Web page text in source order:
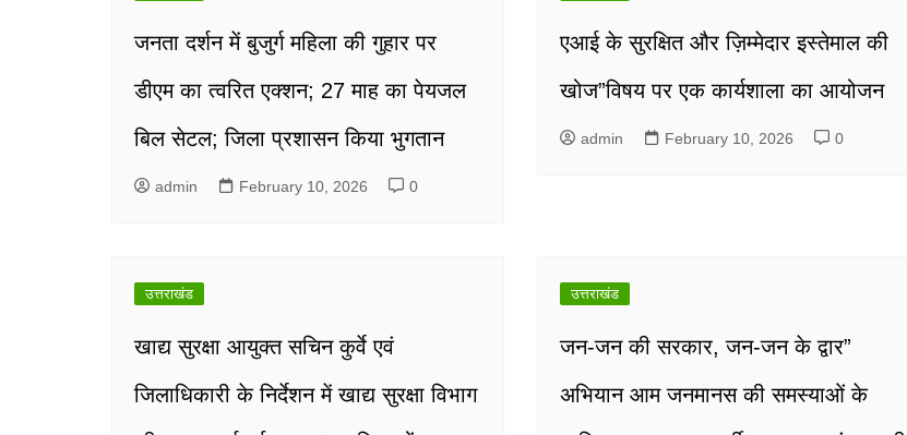
जनता दर्शन में बुजुर्ग महिला की गुहार पर
डीएम का त्वरित एक्शन; 27 माह का पेयजल
बिल सेटल; जिला प्रशासन किया भुगतान
admin February 10, 2026 0
एआई के सुरक्षित और ज़िम्मेदार इस्तेमाल की
खोज”विषय पर एक कार्यशाला का आयोजन
admin February 10, 2026 0
उत्तराखंड
खाद्य सुरक्षा आयुक्त सचिन कुर्वे एवं
जिलाधिकारी के निर्देशन में खाद्य सुरक्षा विभाग
उत्तराखंड
जन-जन की सरकार, जन-जन के द्वार”
अभियान आम जनमानस की समस्याओं के